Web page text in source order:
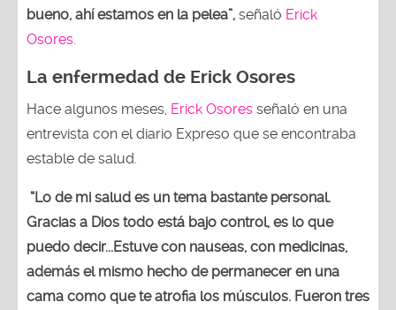
bueno, ahí estamos en la pelea”, señaló Erick
Osores.
La enfermedad de Erick Osores
Hace algunos meses, Erick Osores señaló en una
entrevista con el diario Expreso que se encontraba
estable de salud.
“Lo de mi salud es un tema bastante personal.
Gracias a Dios todo está bajo control, es lo que
puedo decir...Estuve con nauseas, con medicinas,
además el mismo hecho de permanecer en una
cama como que te atrofia los músculos. Fueron tres